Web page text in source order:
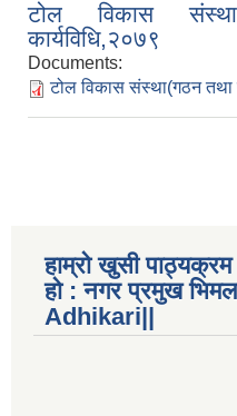
टोल विकास
कार्यविधि,२०७९
Documents:
टोल विकास संस्था(गठन तथा
हाम्रो खुसी
हो : नगर प्रमुख
Adhikari||